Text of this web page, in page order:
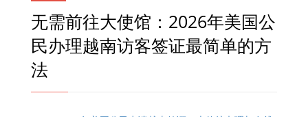
无需前往大使馆：2026年美国公
民办理越南访客签证最简单的方
法